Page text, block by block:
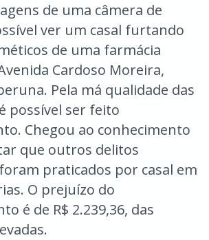
de uma câmera de
ver um casal furtando
de uma farmácia
Cardoso Moreira,
Pela má qualidade das
possível ser feito
Chegou ao conhecimento
que outros delitos
praticados por casal em
O prejuízo do
é de R$ 2.239,36, das